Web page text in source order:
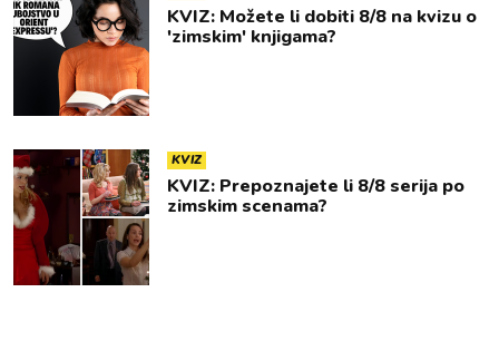
KVIZ: Možete li dobiti 8/8 na kvizu o
'zimskim' knjigama?
KVIZ
KVIZ: Prepoznajete li 8/8 serija po
zimskim scenama?